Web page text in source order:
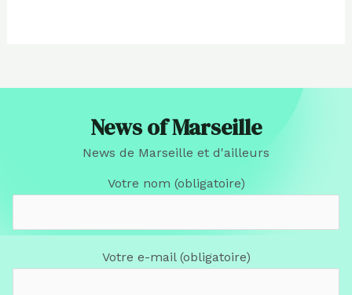
News of Marseille
News de Marseille et d'ailleurs
Votre nom (obligatoire)
Votre e-mail (obligatoire)